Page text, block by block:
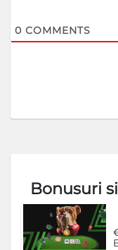
0 COMMENTS
Bonusuri